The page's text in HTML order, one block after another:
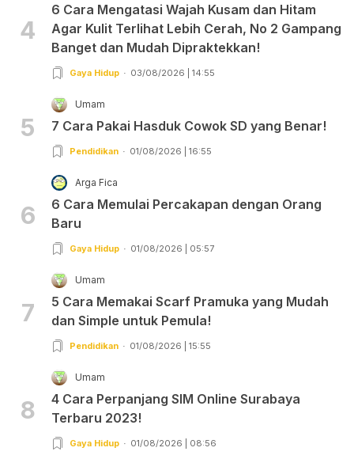
4
6 Cara Mengatasi Wajah Kusam dan Hitam
Agar Kulit Terlihat Lebih Cerah, No 2 Gampang
Banget dan Mudah Dipraktekkan!
Gaya Hidup 03/08/2026 | 14:55
5
Umam
7 Cara Pakai Hasduk Cowok SD yang Benar!
Pendidikan 01/08/2026 | 16:55
6
Arga Fica
6 Cara Memulai Percakapan dengan Orang
Baru
Gaya Hidup 01/08/2026 | 05:57
7
Umam
5 Cara Memakai Scarf Pramuka yang Mudah
dan Simple untuk Pemula!
Pendidikan 01/08/2026 | 15:55
8
Umam
4 Cara Perpanjang SIM Online Surabaya
Terbaru 2023!
Gaya Hidup 01/08/2026 | 08:56